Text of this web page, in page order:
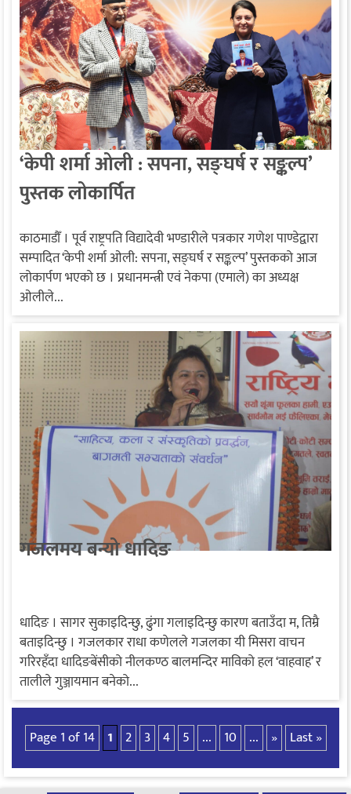
‘केपी शर्मा ओली : सपना, सङ्घर्ष र सङ्कल्प’
पुस्तक लोकार्पित
काठमाडौँ । पूर्व राष्ट्रपति विद्यादेवी भण्डारीले पत्रकार गणेश पाण्डेद्वारा
सम्पादित ‘केपी शर्मा ओली: सपना, सङ्घर्ष र सङ्कल्प’ पुस्तकको आज
लोकार्पण भएको छ । प्रधानमन्त्री एवं नेकपा (एमाले) का अध्यक्ष
ओलीले...
गजलमय बन्यो धादिङ
धादिङ । सागर सुकाइदिन्छु, ढुंगा गलाइदिन्छु कारण बताउँदा म, तिम्रै
बताइदिन्छु । गजलकार राधा कणेलले गजलका यी मिसरा वाचन
गरिरहँदा धादिङबेंसीको नीलकण्ठ बालमन्दिर माविको हल ‘वाहवाह’ र
तालीले गुञ्जायमान बनेको...
Page 1 of 14 1 2 3 4 5 ... 10 ... » Last »